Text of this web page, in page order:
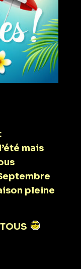
mais
pleine
TOUS